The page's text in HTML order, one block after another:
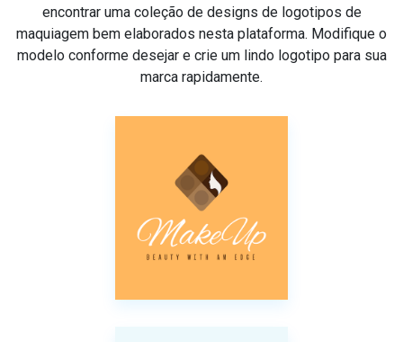
encontrar uma coleção de designs de logotipos de
maquiagem bem elaborados nesta plataforma. Modifique o
modelo conforme desejar e crie um lindo logotipo para sua
marca rapidamente.